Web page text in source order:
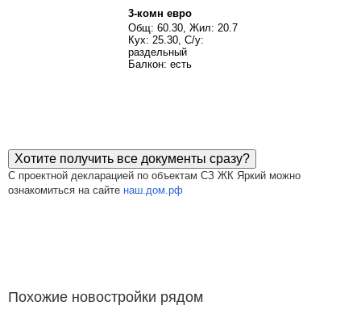
3-комн евро
Общ: 60.30, Жил: 20.7
Кух: 25.30, С/у:
раздельный
Балкон: есть
Хотите получить все документы сразу?
С проектной декларацией по объектам СЗ ЖК Яркий можно
ознакомиться на сайте наш.дом.рф
Похожие новостройки рядом